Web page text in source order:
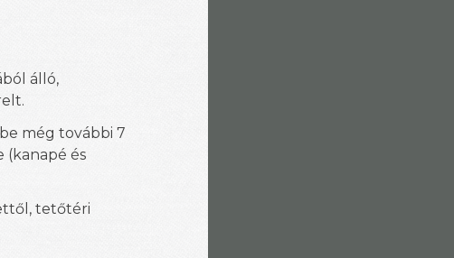
álló,
még további 7
(kanapé és
tetőtéri